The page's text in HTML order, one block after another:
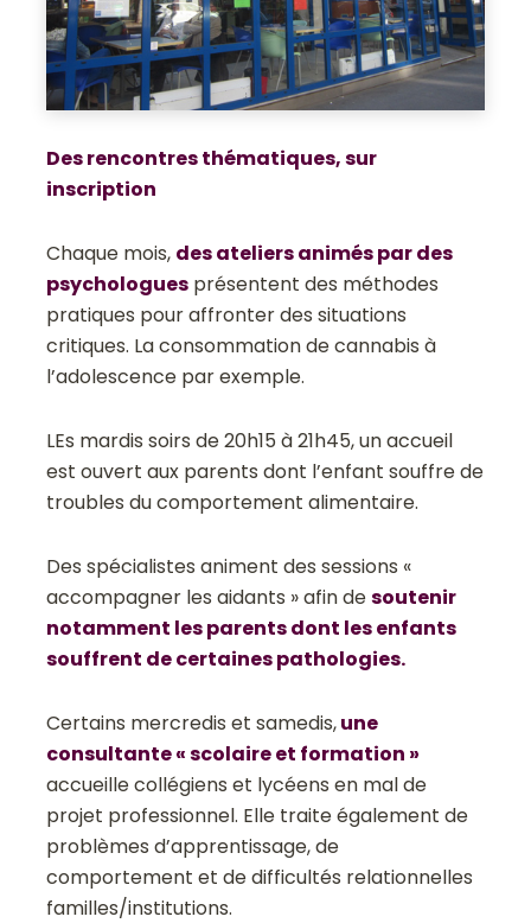
Des rencontres thématiques, sur
inscription
Chaque mois, des ateliers animés par des
psychologues présentent des méthodes
pratiques pour affronter des situations
critiques. La consommation de cannabis à
l’adolescence par exemple.
LEs mardis soirs de 20h15 à 21h45, un accueil
est ouvert aux parents dont l’enfant souffre de
troubles du comportement alimentaire.
Des spécialistes animent des sessions «
accompagner les aidants » afin desoutenir
notamment les parents dont les enfants
souffrent de certaines pathologies.
Certains mercredis et samedis,une
consultante « scolaire et formation »
accueille collégiens et lycéens en mal de
projet professionnel. Elle traite également de
problèmes d’apprentissage, de
comportement et de difficultés relationnelles
familles/institutions.